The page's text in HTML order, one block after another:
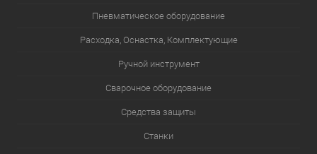
Пневматическое оборудование
Расходка, Оснастка, Комплектующие
Ручной инструмент
Сварочное оборудование
Средства защиты
Станки